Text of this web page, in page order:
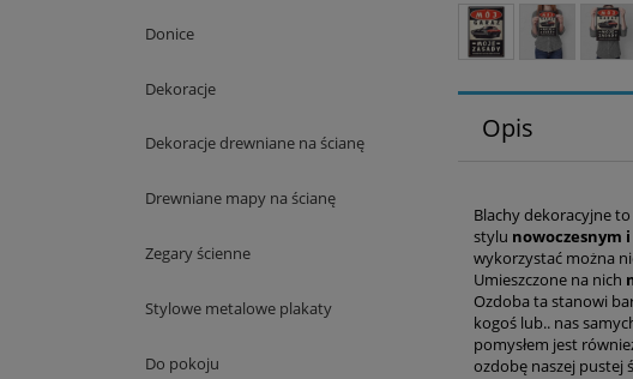
Donice
Dekoracje
Dekoracje drewniane na ścianę
Drewniane mapy na ścianę
Zegary ścienne
Stylowe metalowe plakaty
Do pokoju
Opis
Blachy dekoracyjne
stylu nowoczesnym
wykorzystać można
Umieszczone na nich
Ozdoba ta stanowi
kogoś lub.. nas
pomysłem jest
ozdobę naszej pustej